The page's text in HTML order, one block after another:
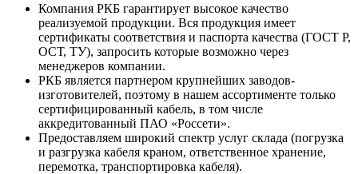
Компания РКБ гарантирует высокое качество
реализуемой продукции. Вся продукция имеет
сертификаты соответствия и паспорта качества (ГОСТ Р,
ОСТ, ТУ), запросить которые возможно через
менеджеров компании.
РКБ является партнером крупнейших заводов-
изготовителей, поэтому в нашем ассортименте только
сертифицированный кабель, в том числе
аккредитованный ПАО «Россети».
Предоставляем широкий спектр услуг склада (погрузка
и разгрузка кабеля краном, ответственное хранение,
перемотка, транспортировка кабеля).